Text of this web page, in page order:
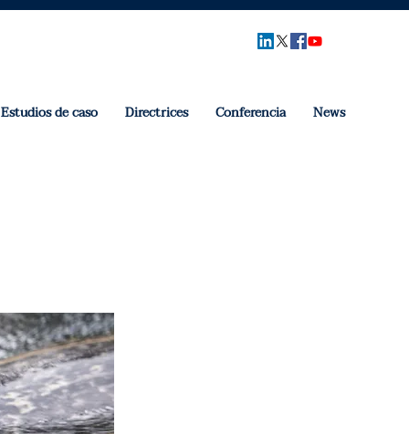
Estudios de caso Directrices Conferencia News